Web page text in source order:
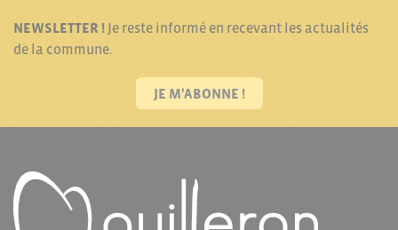
NEWSLETTER ! Je reste informé en recevant les actualités
de la commune.
JE M'ABONNE !